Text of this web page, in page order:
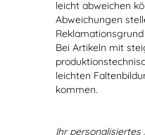
leicht abweichen
Abweichungen
Reklamationsgrund
Bei Artikeln mit
leichten
kommen.
Ihr